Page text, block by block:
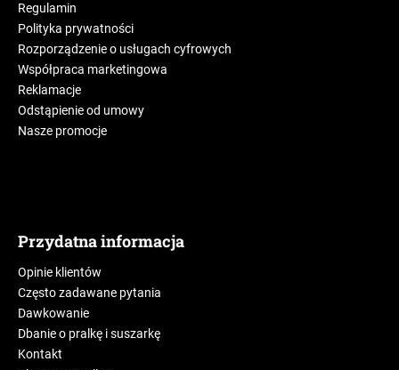
Regulamin
Polityka prywatności
Rozporządzenie o usługach cyfrowych
Współpraca marketingowa
Reklamacje
Odstąpienie od umowy
Nasze promocje
Przydatna informacja
Opinie klientów
Często zadawane pytania
Dawkowanie
Dbanie o pralkę i suszarkę
Kontakt